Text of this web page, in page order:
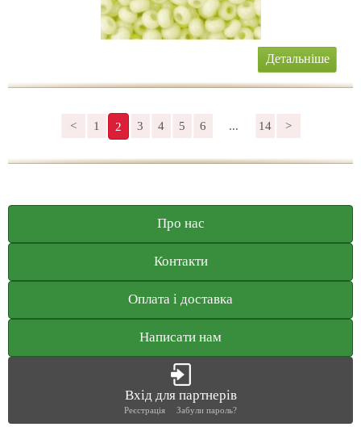
Детальніше
< 1 2 3 4 5 6 ... 14 >
Про нас
Контакти
Оплата і доставка
Написати нам
Вхід для партнерів
Реєстрація Забули пароль?